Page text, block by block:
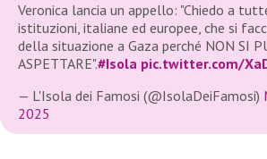
Veronica lancia un appello: "Chiedo a
istituzioni, italiane ed europee, che si
della situazione a Gaza perché NON SI
ASPETTARE".#Isola pic.twitter.com/
— L'Isola dei Famosi (@IsolaDeiFamosi)
2025